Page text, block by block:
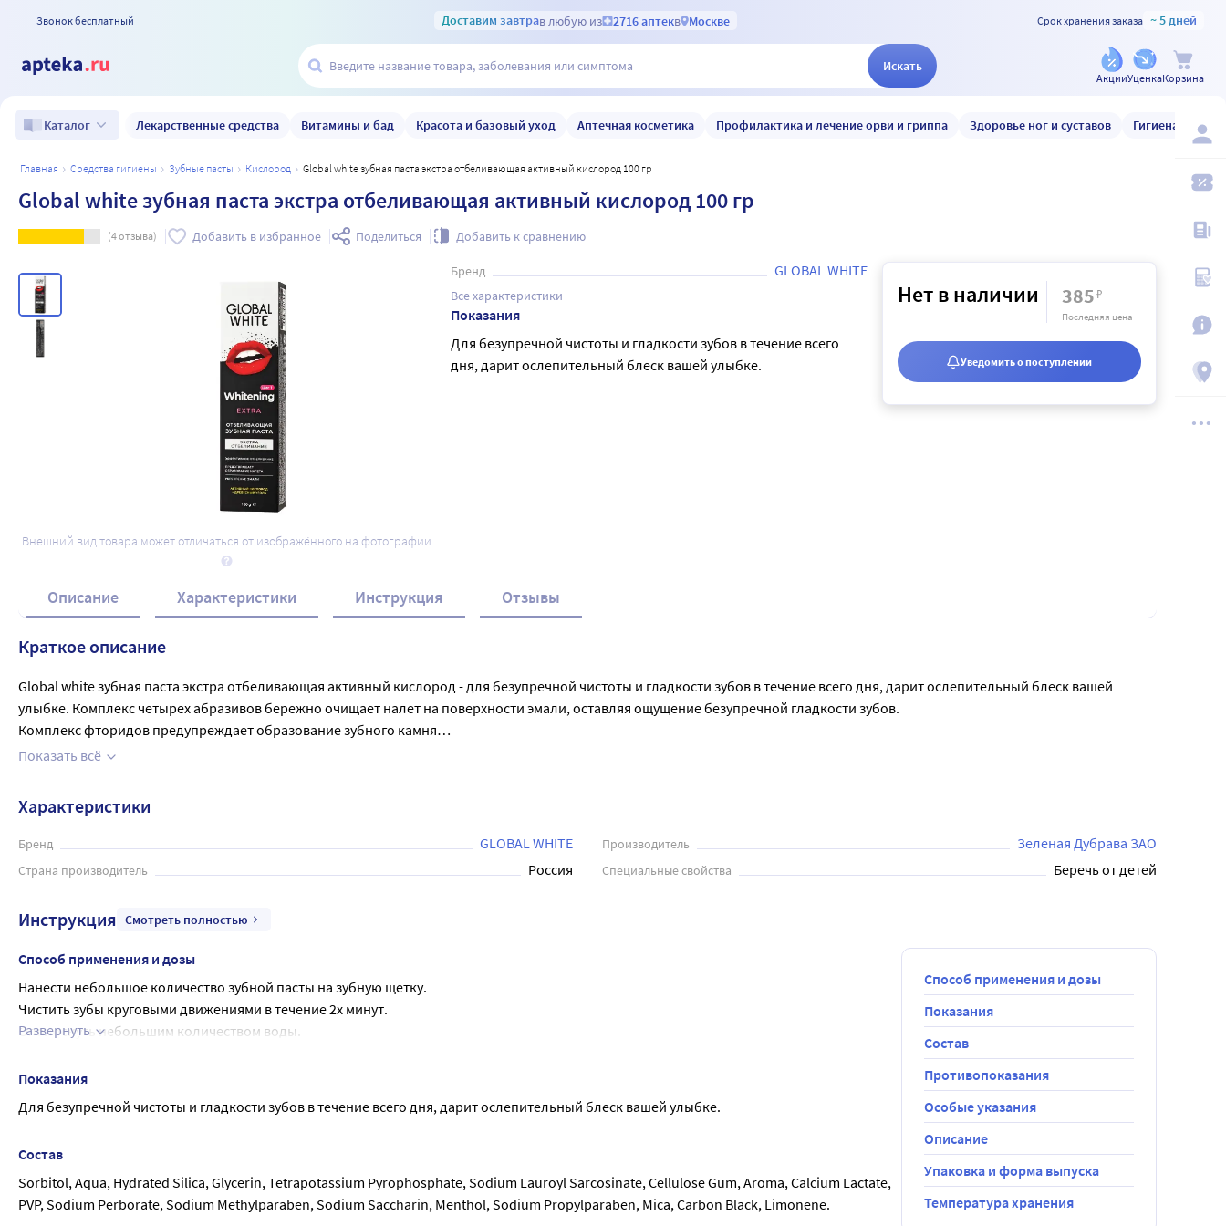
Звонок бесплатный Доставим завтрав любую из 2716 аптекв Москве Срок хранения заказа ~ 5 дней
Искать
АкцииУценкаКорзина
Каталог Лекарственные средства Витамины и бад Красота и базовый уход Аптечная косметика Профилактика и лечение орви и гриппа Здоровье ног и суставов Гигиена и уход
главная средства гигиены зубные пасты кислород Global white зубная паста экстра отбеливающая активный кислород 100 гр
Global white зубная паста экстра отбеливающая активный кислород 100 гр
(4отзыва) Добавить в избранное Поделиться Добавить к сравнению
Внешний вид товара может отличаться от изображённого на фотографии
Бренд GLOBAL WHITE
Все характеристики
Показания
Для безупречной чистоты и гладкости зубов в течение всего
дня, дарит ослепительный блеск вашей улыбке.
Нет в наличии 385₽
Последняя цена
Уведомить о поступлении
Описание Характеристики Инструкция Отзывы
Краткое описание
Global white зубная паста экстра отбеливающая активный кислород - для безупречной чистоты и гладкости зубов в течение всего дня, дарит ослепительный блеск вашей
улыбке. Комплекс четырех абразивов бережно очищает налет на поверхности эмали, оставляя ощущение безупречной гладкости зубов.
Комплекс фторидов предупреждает образование зубного камня
Экстракт лимона естественно и бережно осветляет эмаль зубов и укрепляет десны.
Ополоснуть небольшим количеством воды.
Использовать 2 раза в день. В тубе 100 граммов пасты.
Показать всё
Характеристики
Бренд GLOBAL WHITE Производитель Зеленая Дубрава ЗАО
Страна производитель Россия Специальные свойства Беречь от детей
Инструкция Смотреть полностью
Способ применения и дозы
Нанести небольшое количество зубной пасты на зубную щетку.
Чистить зубы круговыми движениями в течение 2х минут.
Ополоснуть небольшим количеством воды.
Развернуть
Показания
Для безупречной чистоты и гладкости зубов в течение всего дня, дарит ослепительный блеск вашей улыбке.
Состав
Sorbitol, Aqua, Hydrated Silica, Glycerin, Tetrapotassium Pyrophosphate, Sodium Lauroyl Sarcosinate, Cellulose Gum, Aroma, Calcium Lactate,
PVP, Sodium Perborate, Sodium Methylparaben, Sodium Saccharin, Menthol, Sodium Propylparaben, Mica, Carbon Black, Limonene.
Способ применения и дозы
Показания
Состав
Противопоказания
Особые указания
Описание
Упаковка и форма выпуска
Температура хранения